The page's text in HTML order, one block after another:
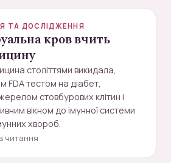
ТА ДОСЛІДЖЕННЯ
кров вчить
століттями викидала,
FDA тестом на діабет,
стовбурових клітин і
вікном до імунної системи
хвороб.
читання